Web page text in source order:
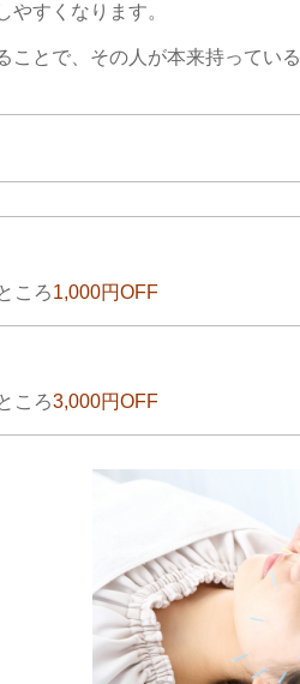
やすくなります。
ことで、その人が本来持ってい
ころ1,000円OFF
ころ3,000円OFF